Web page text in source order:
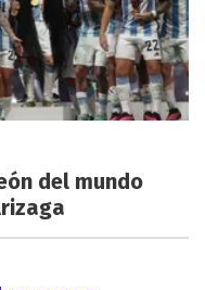
del mundo